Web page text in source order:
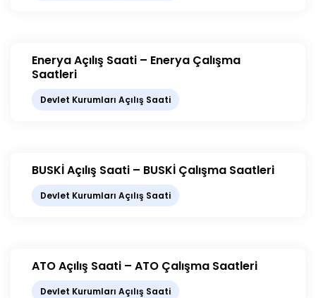
Enerya Açılış Saati – Enerya Çalışma
Saatleri
Devlet Kurumları Açılış Saati
BUSKİ Açılış Saati – BUSKİ Çalışma Saatleri
Devlet Kurumları Açılış Saati
ATO Açılış Saati – ATO Çalışma Saatleri
Devlet Kurumları Açılış Saati